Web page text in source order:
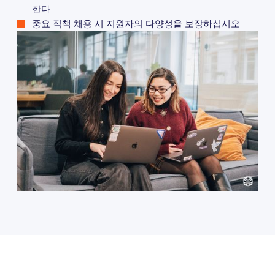
한다
중요 직책 채용 시 지원자의 다양성을 보장하십시오